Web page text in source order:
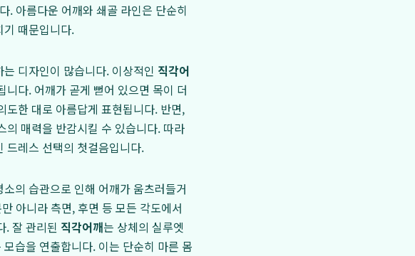
. 아름다운 어깨와 쇄골 라인은 단순히
때문입니다.
디자인이 많습니다. 이상적인 직각어
다. 어깨가 곧게 뻗어 있으면 목이 더
도한 대로 아름답게 표현됩니다. 반면,
의 매력을 반감시킬 수 있습니다. 따라
드레스 선택의 첫걸음입니다.
의 습관으로 인해 어깨가 움츠러들거
아니라 측면, 후면 등 모든 각도에서
. 잘 관리된 직각어깨는 상체의 실루엣
습을 연출합니다. 이는 단순히 마른 몸